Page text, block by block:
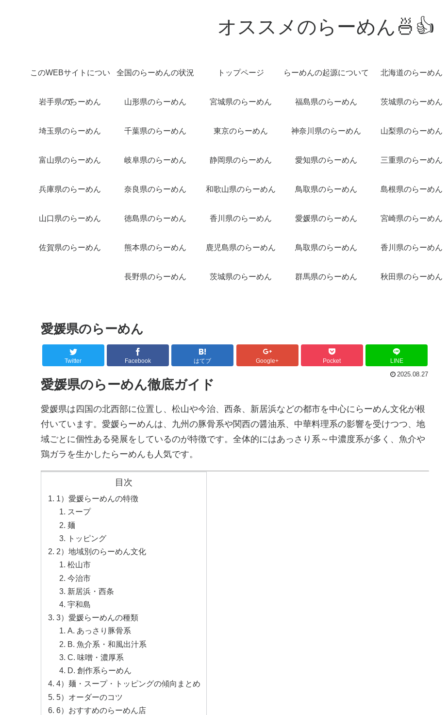
オススメのらーめん🍜👍
このWEBサイトについ
て
全国のらーめんの状況 トップページ らーめんの起源について 北海道のらーめん
岩手県のらーめん 山形県のらーめん 宮城県のらーめん 福島県のらーめん 茨城県のらーめん
埼玉県のらーめん 千葉県のらーめん 東京のらーめん 神奈川県のらーめん 山梨県のらーめん
富山県のらーめん 岐阜県のらーめん 静岡県のらーめん 愛知県のらーめん 三重県のらーめん
兵庫県のらーめん 奈良県のらーめん 和歌山県のらーめん 鳥取県のらーめん 島根県のらーめん
山口県のらーめん 徳島県のらーめん 香川県のらーめん 愛媛県のらーめん 宮崎県のらーめん
佐賀県のらーめん 熊本県のらーめん 鹿児島県のらーめん 鳥取県のらーめん 香川県のらーめん
長野県のらーめん 茨城県のらーめん 群馬県のらーめん 秋田県のらーめん
愛媛県のらーめん
Twitter Facebook はてブ Google+ Pocket LINE
2025.08.27
愛媛県のらーめん徹底ガイド
愛媛県は四国の北西部に位置し、松山や今治、西条、新居浜などの都市を中心にらーめん文化が根
付いています。愛媛らーめんは、九州の豚骨系や関西の醤油系、中華料理系の影響を受けつつ、地
域ごとに個性ある発展をしているのが特徴です。全体的にはあっさり系～中濃度系が多く、魚介や
鶏ガラを生かしたらーめんも人気です。
目次
1）愛媛らーめんの特徴
スープ
麺
トッピング
2）地域別のらーめん文化
松山市
今治市
新居浜・西条
宇和島
3）愛媛らーめんの種類
A. あっさり豚骨系
B. 魚介系・和風出汁系
C. 味噌・濃厚系
D. 創作系らーめん
4）麺・スープ・トッピングの傾向まとめ
5）オーダーのコツ
6）おすすめのらーめん店